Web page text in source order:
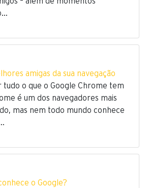
amigas da sua navegação
tudo o que o Google Chrome tem
é um dos navegadores mais
mas nem todo mundo conhece
o Google?